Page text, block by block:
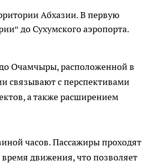
Абхазии. В первую
до Сухумского аэропорта.
Очамчыры, расположенной в
связывают с перспективами
а также расширением
часов. Пассажиры проходят
движения, что позволяет